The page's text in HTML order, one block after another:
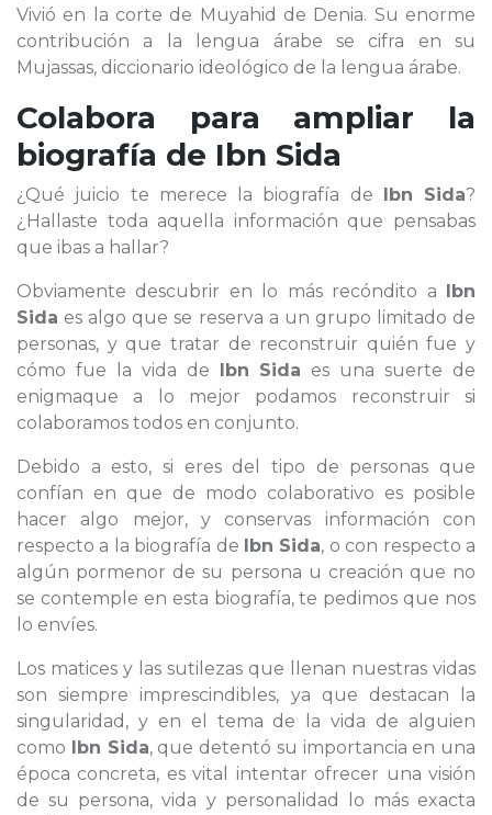
Vivió en la corte de Muyahid de Denia. Su enorme
contribución a la lengua árabe se cifra en su
Mujassas, diccionario ideológico de la lengua árabe.
Colabora para ampliar la
biografía de Ibn Sida
¿Qué juicio te merece la biografía de Ibn Sida?
¿Hallaste toda aquella información que pensabas
que ibas a hallar?
Obviamente descubrir en lo más recóndito a Ibn
Sida es algo que se reserva a un grupo limitado de
personas, y que tratar de reconstruir quién fue y
cómo fue la vida de Ibn Sida es una suerte de
enigmaque a lo mejor podamos reconstruir si
colaboramos todos en conjunto.
Debido a esto, si eres del tipo de personas que
confían en que de modo colaborativo es posible
hacer algo mejor, y conservas información con
respecto a la biografía de Ibn Sida, o con respecto a
algún pormenor de su persona u creación que no
se contemple en esta biografía, te pedimos que nos
lo envíes.
Los matices y las sutilezas que llenan nuestras vidas
son siempre imprescindibles, ya que destacan la
singularidad, y en el tema de la vida de alguien
como Ibn Sida, que detentó su importancia en una
época concreta, es vital intentar ofrecer una visión
de su persona, vida y personalidad lo más exacta